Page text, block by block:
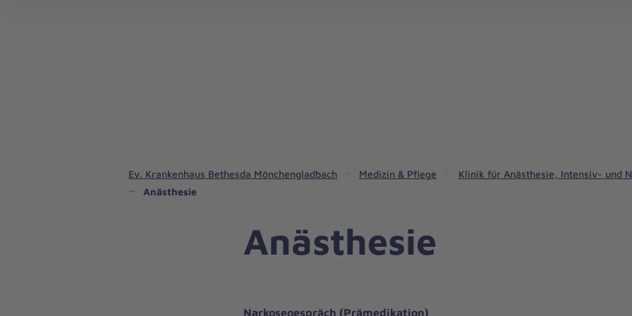
Ev. Krankenhaus Bethesda Mönchengladbach Medizin & Pflege Klinik für Anästhesie, Intensiv- und
Anästhesie
Anästhesie
Narkosegespräch (Prämedikation)